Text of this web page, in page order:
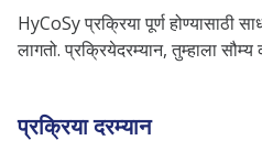
HyCoSy प्रक्रियापूर्ण होण्यासाठी
लागतो. प्रक्रियेदरम्यान, तुम्हाला
प्रक्रिया दरम्यान